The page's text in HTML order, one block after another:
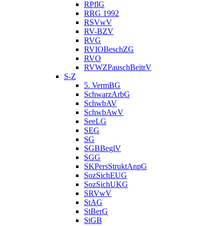
RPflG
RRG 1992
RSVwV
RV-BZV
RVG
RVIOBeschZG
RVO
RVWZPauschBeitrV
S-Z
5. VermBG
SchwarzArbG
SchwbAV
SchwbAwV
SeeLG
SEG
SG
SGBBeglV
SGG
SKPersStruktAnpG
SozSichEUG
SozSichUKG
SRVwV
StAG
StBerG
StGB